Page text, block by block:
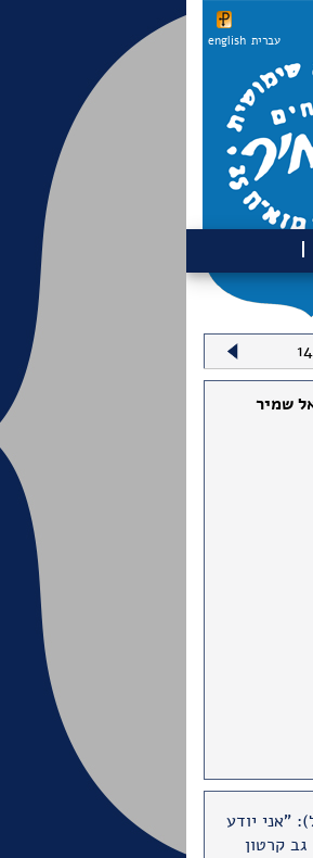
english עברית
שמיר
"אני יודע
קרטון